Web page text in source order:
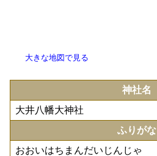
大きな地図で見る
神社名
大井八幡大神社
ふりがな
おおいはちまんだいじんじゃ